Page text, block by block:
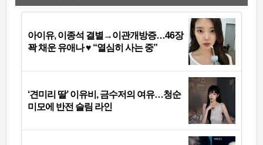
아이유, 이종석 결별→이관개방증…46장
꽉 채운 유애나 ♥ “열심히 사는 중”
‘견미리 딸’ 이유비, 금수저의 여유…청순
미모에 반전 슬림 라인